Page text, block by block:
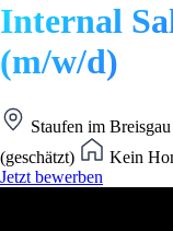
Internal
(m/w/d)
Staufen im Breisgau
(geschätzt)
Kein
Jetzt bewerben